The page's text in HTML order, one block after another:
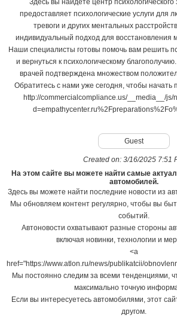
предоставляет психологические услуги для
тревоги и других ментальных
индивидуальный подход для восстановления
Наши специалисты готовы помочь вам решить
и вернуться к психологическому
врачей подтверждена множеством
Обратитесь с нами уже сегодня, чтобы начать
http://commercialcompliance.us/__media__/js/
Guest
Created on: 3/16/2025 7:51
На этом сайте вы можете найти самые
автомобилей.
Здесь вы можете найти последние новости из
Мы обновляем контент регулярно, чтобы вы
событий.
Автоновости охватывают разные стороны
включая новинки, технологии и
<a
href="https://www.atlon.ru/news/publikatcii/
Мы постоянно следим за всеми тенденциями,
максимально точную
Если вы интересуетесь автомобилями, этот
другом.